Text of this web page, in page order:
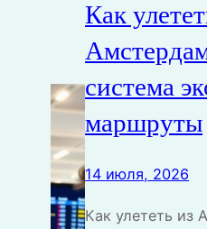
Как
система
маршруты
14 июля, 2026
Как улететь из